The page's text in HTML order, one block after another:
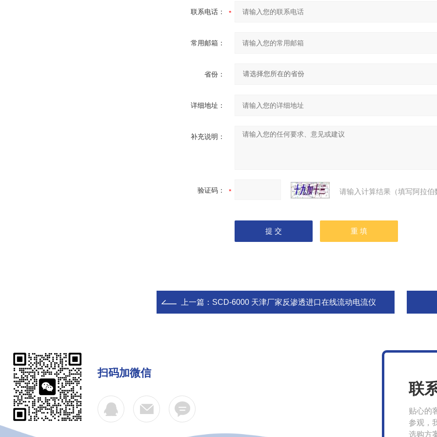
联系电话：
常用邮箱：
省份：
详细地址：
补充说明：
验证码： 请输入计算结果（填写阿拉
上一篇： SCD-6000 天津厂家反渗透进口在线流动电流仪
扫码加微信
联
贴心的
参观，
选购方